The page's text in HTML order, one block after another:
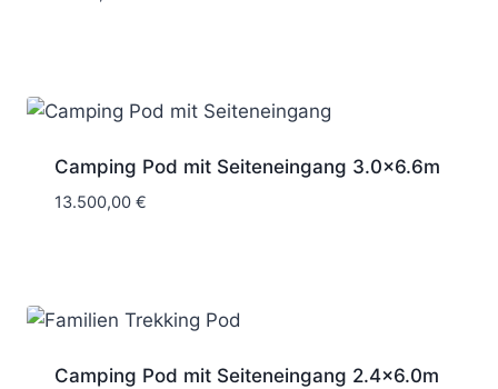
Camping Pod mit Seiteneingang 3.0×6.6m
13.500,00 €
Camping Pod mit Seiteneingang 2.4×6.0m